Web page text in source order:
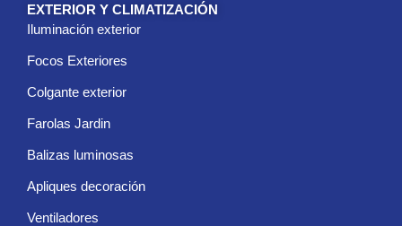
EXTERIOR Y CLIMATIZACIÓN
Iluminación exterior
Focos Exteriores
Colgante exterior
Farolas Jardin
Balizas luminosas
Apliques decoración
Ventiladores